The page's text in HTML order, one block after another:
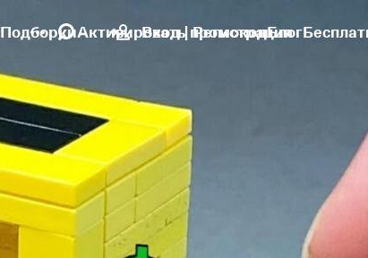
ПодборкиАктивировать промокодБлог
Вход | Регистрация